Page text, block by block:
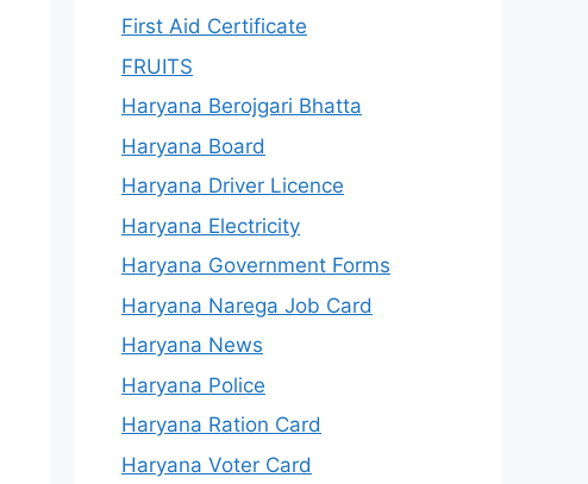
First Aid Certificate
FRUITS
Haryana Berojgari Bhatta
Haryana Board
Haryana Driver Licence
Haryana Electricity
Haryana Government Forms
Haryana Narega Job Card
Haryana News
Haryana Police
Haryana Ration Card
Haryana Voter Card